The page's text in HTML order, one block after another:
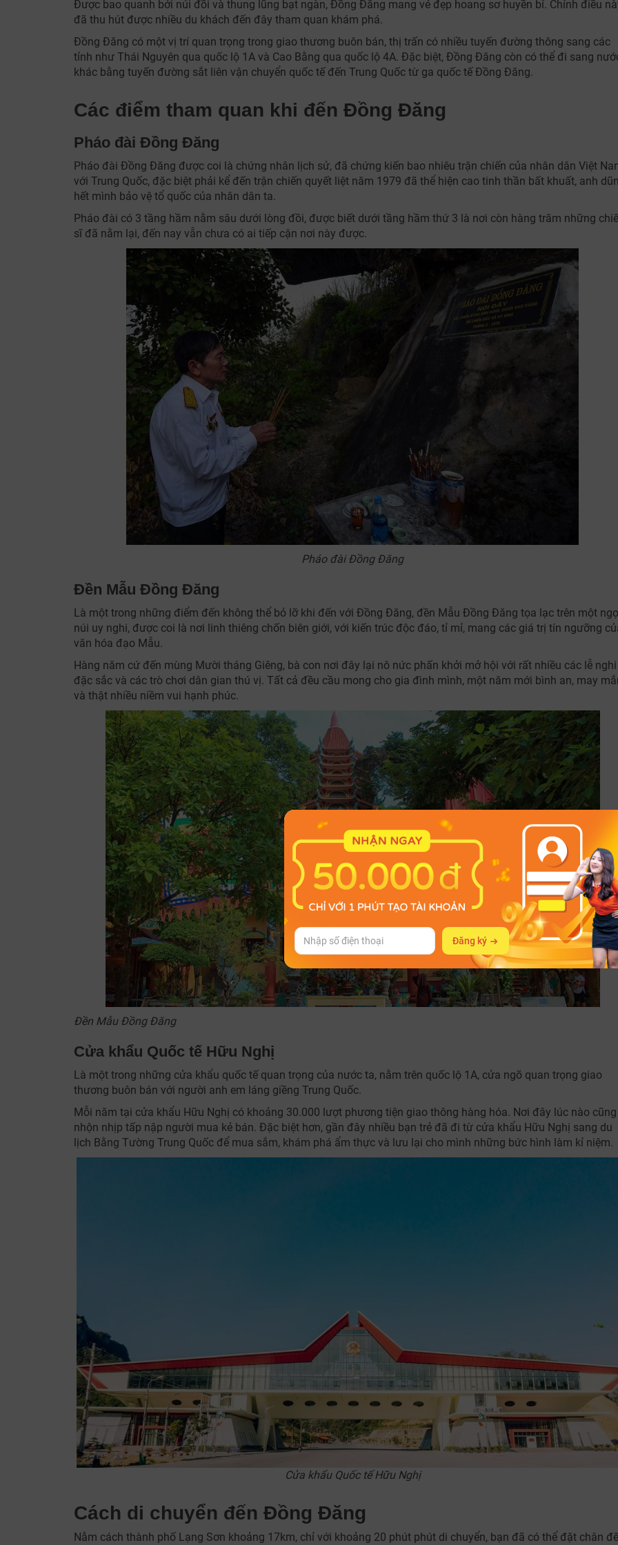
Được bao quanh bởi núi đồi và thung lũng bạt ngàn, Đồng Đăng mang vẻ đẹp hoang sơ huyền bí. Chính điều
đã thu hút được nhiều du khách đến đây tham quan khám phá.
Đồng Đăng có một vị trí quan trọng trong giao thương buôn bán, thị trấn có nhiều tuyến đường thông sang các
tỉnh như Thái Nguyên qua quốc lộ 1A và Cao Bằng qua quốc lộ 4A. Đặc biệt, Đồng Đăng còn có thể đi sang
khác bằng tuyến đường sắt liên vận chuyển quốc tế đến Trung Quốc từ ga quốc tế Đồng Đăng.
Các điểm tham quan khi đến Đồng Đăng
Pháo đài Đồng Đăng
Pháo đài Đồng Đăng được coi là chứng nhân lịch sử, đã chứng kiến bao nhiêu trận chiến của nhân dân Việt
với Trung Quốc, đặc biệt phải kể đến trận chiến quyết liệt năm 1979 đã thể hiện cao tinh thần bất khuất, anh
hết mình bảo vệ tổ quốc của nhân dân ta.
Pháo đài có 3 tầng hầm nằm sâu dưới lòng đồi, được biết dưới tầng hầm thứ 3 là nơi còn hàng trăm những
sĩ đã nằm lại, đến nay vẫn chưa có ai tiếp cận nơi này được.
Pháo đài Đồng Đăng
Đền Mẫu Đồng Đăng
Là một trong những điểm đến không thể bỏ lỡ khi đến với Đồng Đăng, đền Mẫu Đồng Đăng tọa lạc trên một
núi uy nghi, được coi là nơi linh thiêng chốn biên giới, với kiến trúc độc đáo, tỉ mỉ, mang các giá trị tín ngưỡng
văn hóa đạo Mẫu.
Hàng năm cứ đến mùng Mười tháng Giêng, bà con nơi đây lại nô nức phấn khởi mở hội với rất nhiều các lễ nghi
đặc sắc và các trò chơi dân gian thú vị. Tất cả đều cầu mong cho gia đình mình, một năm mới bình an, may
và thật nhiều niềm vui hạnh phúc.
Đền Mẫu Đồng Đăng
Cửa khẩu Quốc tế Hữu Nghị
Là một trong những cửa khẩu quốc tế quan trọng của nước ta, nằm trên quốc lộ 1A, cửa ngõ quan trọng giao
thương buôn bán với người anh em láng giềng Trung Quốc.
Mỗi năm tại cửa khẩu Hữu Nghị có khoảng 30.000 lượt phương tiện giao thông hàng hóa. Nơi đây lúc nào cũng
nhộn nhịp tấp nập người mua kẻ bán. Đặc biệt hơn, gần đây nhiều bạn trẻ đã đi từ cửa khẩu Hữu Nghị sang du
lịch Bằng Tường Trung Quốc để mua sắm, khám phá ẩm thực và lưu lại cho mình những bức hình làm kỉ niệm.
Cửa khẩu Quốc tế Hữu Nghị
Cách di chuyển đến Đồng Đăng
Nằm cách thành phố Lạng Sơn khoảng 17km, chỉ với khoảng 20 phút phút di chuyển, bạn đã có thể đặt chân
Đăng ký